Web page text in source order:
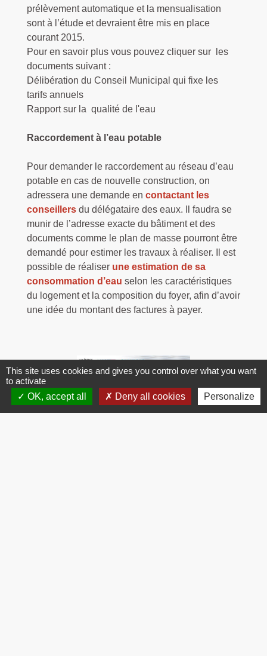
prélèvement automatique et la mensualisation
sont à l’étude et devraient être mis en place
courant 2015.
Pour en savoir plus vous pouvez cliquer sur les
documents suivant :
Délibération du Conseil Municipal qui fixe les
tarifs annuels
Rapport sur la qualité de l'eau
Raccordement à l’eau potable
Pour demander le raccordement au réseau d’eau
potable en cas de nouvelle construction, on
adressera une demande en contactant les
conseillers du délégataire des eaux. Il faudra se
munir de l’adresse exacte du bâtiment et des
documents comme le plan de masse pourront être
demandé pour estimer les travaux à réaliser. Il est
possible de réaliser une estimation de sa
consommation d’eau selon les caractéristiques
du logement et la composition du foyer, afin d’avoir
une idée du montant des factures à payer.
This site uses cookies and gives you control over what you want
to activate
OK, accept all
Deny all cookies Personalize